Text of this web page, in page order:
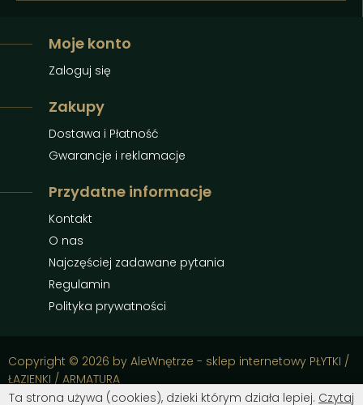
Moje konto
Zaloguj się
Zakupy
Dostawa i Płatność
Gwarancje i reklamacje
Przydatne informacje
Kontakt
O nas
Najczęściej zadawane pytania
Regulamin
Polityka prywatności
Copyright © 2026 by AleWnętrze - sklep internetowy PŁYTKI /
ŁAZIENKI / ARMATURA
Ta strona używa (cookies), dzieki którym działa lepiej. Czytaj